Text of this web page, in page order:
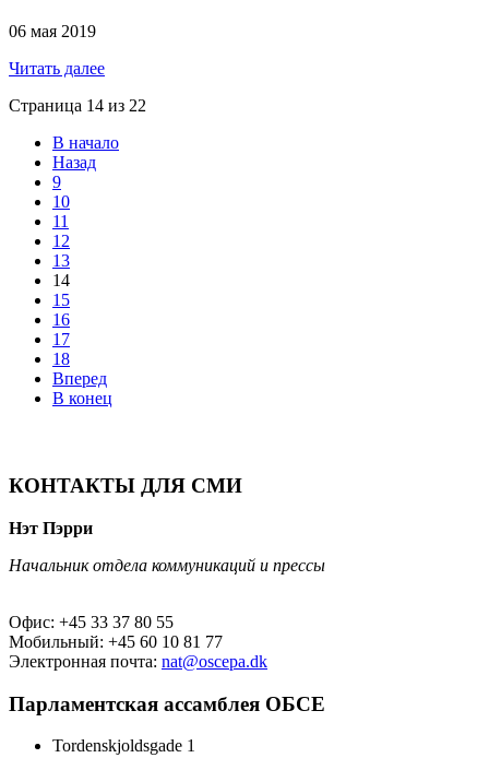
06 мая 2019
Читать далее
Страница 14 из 22
В начало
Назад
9
10
11
12
13
14
15
16
17
18
Вперед
В конец
КОНТАКТЫ ДЛЯ СМИ
Нэт Пэрри
Начальник отдела коммуникаций и прессы
Офис: +45 33 37 80 55
Мобильный: +45 60 10 81 77
Электронная почта: nat@oscepa.dk
Парламентская ассамблея ОБСЕ
Tordenskjoldsgade 1